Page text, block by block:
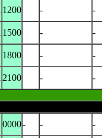
1200 - -
1500 - -
1800 - -
2100 -
-
0000- - -